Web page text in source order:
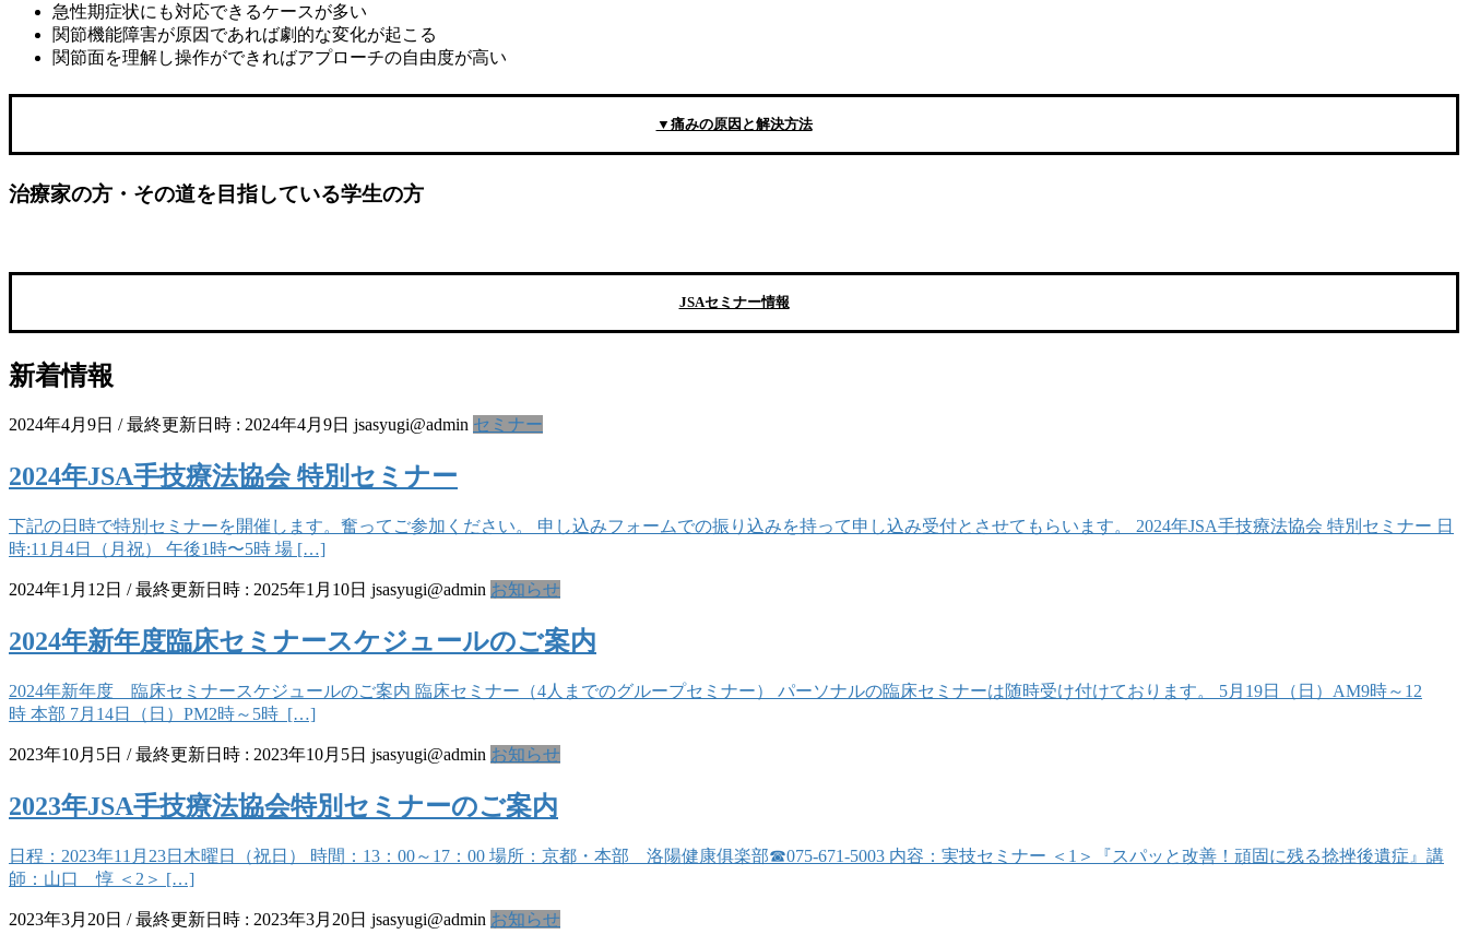
急性期症状にも対応できるケースが多い
関節機能障害が原因であれば劇的な変化が起こる
関節面を理解し操作ができればアプローチの自由度が高い
▼痛みの原因と解決方法
治療家の方・その道を目指している学生の方
JSAセミナー情報
新着情報
2024年4月9日 / 最終更新日時 : 2024年4月9日 jsasyugi@admin セミナー
2024年JSA手技療法協会 特別セミナー
下記の日時で特別セミナーを開催します。奮ってご参加ください。 申し込みフォームでの振り込みを持って申し込み受付とさせてもらいます。 2024年JSA手技療法協会 特別セミナー 日
時:11月4日（月祝） 午後1時〜5時 場 […]
2024年1月12日 / 最終更新日時 : 2025年1月10日 jsasyugi@admin お知らせ
2024年新年度臨床セミナースケジュールのご案内
2024年新年度 臨床セミナースケジュールのご案内 臨床セミナー（4人までのグループセミナー） パーソナルの臨床セミナーは随時受け付けております。 5月19日（日）AM9時～12
時 本部 7月14日（日）PM2時～5時 […]
2023年10月5日 / 最終更新日時 : 2023年10月5日 jsasyugi@admin お知らせ
2023年JSA手技療法協会特別セミナーのご案内
日程：2023年11月23日木曜日（祝日） 時間：13：00～17：00 場所：京都・本部 洛陽健康俱楽部☎075-671-5003 内容：実技セミナー ＜1＞『スパッと改善！頑固に残る捻挫後遺症』講
師：山口 惇 ＜2＞ […]
2023年3月20日 / 最終更新日時 : 2023年3月20日 jsasyugi@admin お知らせ